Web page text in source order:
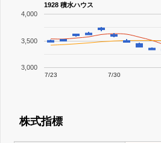
1928 積水ハウス
7/23 7/30
3,000
3,500
4,000
株式指標